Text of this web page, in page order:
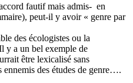
fautif mais admis- en
peut-il y avoir « genre par
des écologistes ou la
y a un bel exemple de
être lexicalisé sans
ennemis des études de genre….